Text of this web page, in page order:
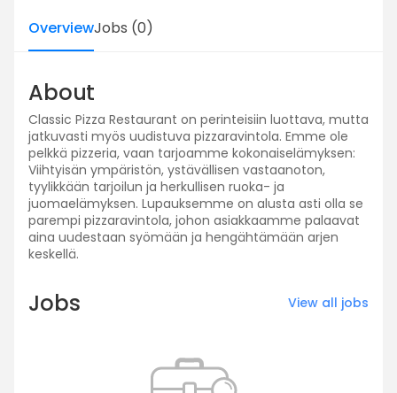
OverviewJobs (0)
About
Classic Pizza Restaurant on perinteisiin luottava, mutta
jatkuvasti myös uudistuva pizzaravintola. Emme ole
pelkkä pizzeria, vaan tarjoamme kokonaiselämyksen:
Viihtyisän ympäristön, ystävällisen vastaanoton,
tyylikkään tarjoilun ja herkullisen ruoka- ja
juomaelämyksen. Lupauksemme on alusta asti olla se
parempi pizzaravintola, johon asiakkaamme palaavat
aina uudestaan syömään ja hengähtämään arjen
keskellä.
Jobs View all jobs